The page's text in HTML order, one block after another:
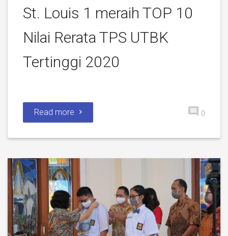
St. Louis 1 meraih TOP 10
Nilai Rerata TPS UTBK
Tertinggi 2020
Read more 0